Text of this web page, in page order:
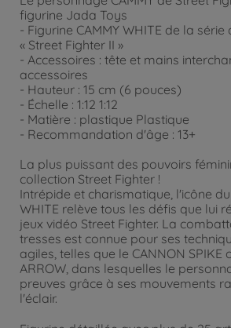
figurine Jada Toys
- Figurine CAMMY WHITE de la
« Street Fighter II »
- Accessoires : tête et mains
accessoires
- Hauteur : 15 cm (6 pouces)
- Échelle : 1:12 1:12
- Matière : plastique Plastique
- Recommandation d'âge : 13+
La plus puissant des pouvoirs
collection Street Fighter !
Intrépide et charismatique, l'icône
WHITE relève tous les défis que lui
jeux vidéo Street Fighter. La
tresses est connue pour ses
agiles, telles que le CANNON SPIKE
ARROW, dans lesquelles le
preuves grâce à ses mouvements
l'éclair.